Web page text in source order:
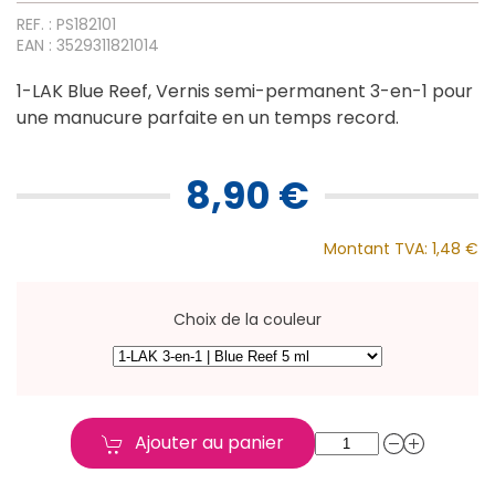
REF. : PS182101
EAN : 3529311821014
1-LAK Blue Reef, Vernis semi-permanent 3-en-1 pour
une manucure parfaite en un temps record.
8,90 €
Montant TVA: 1,48 €
Choix de la couleur
Ajouter au panier